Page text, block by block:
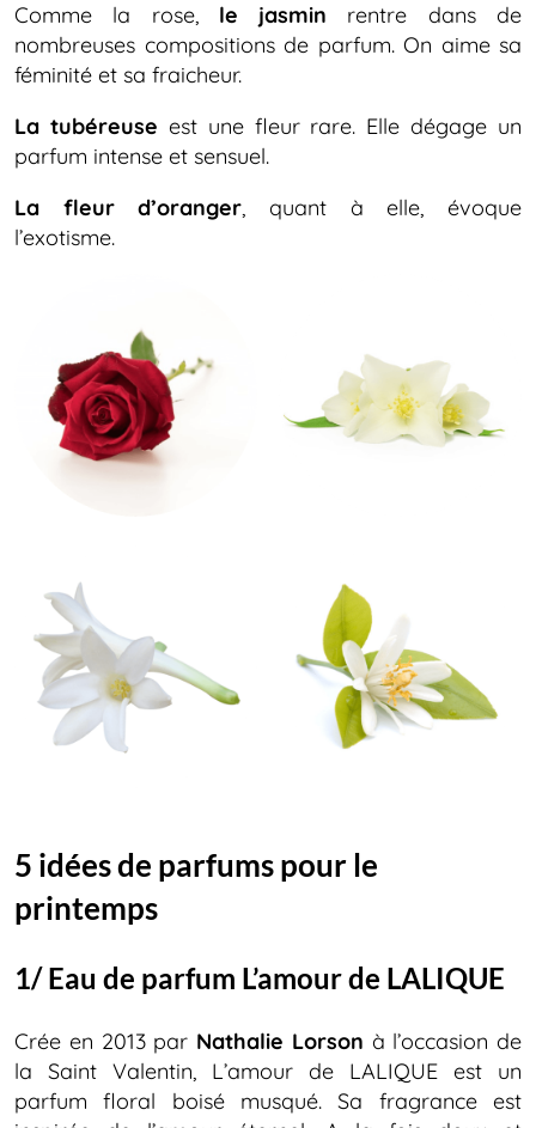
Comme la rose, le jasmin rentre dans de
nombreuses compositions de parfum. On aime sa
féminité et sa fraicheur.
La tubéreuse est une fleur rare. Elle dégage un
parfum intense et sensuel.
La fleur d’oranger, quant à elle, évoque
l’exotisme.
5 idées de parfums pour le
printemps
1/ Eau de parfum L’amour de LALIQUE
Crée en 2013 par Nathalie Lorson à l’occasion de
la Saint Valentin, L’amour de LALIQUE est un
parfum floral boisé musqué. Sa fragrance est